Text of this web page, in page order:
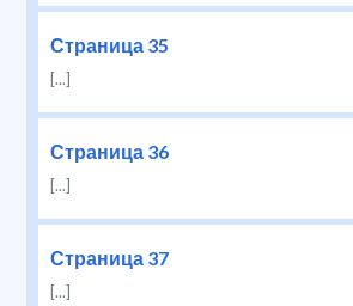
Страница 35
[...]
Страница 36
[...]
Страница 37
[...]